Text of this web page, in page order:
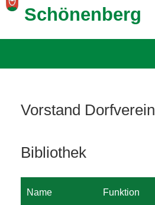
Schönenberg
Vorstand Dorfverein
Bibliothek
Name Funktion